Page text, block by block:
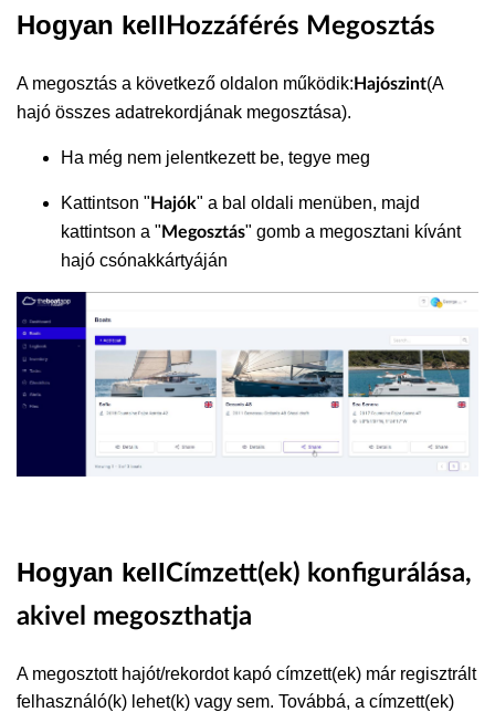
Hogyan kell Hozzáférés Megosztás
A megosztás a következő oldalon működik: Hajószint(A
hajó összes adatrekordjának megosztása).
Ha még nem jelentkezett be, tegye meg
Kattintson " Hajók" a bal oldali menüben, majd
kattintson a " Megosztás" gomb a megosztani kívánt
hajó csónakkártyáján
Hogyan kellCímzett(ek) konfigurálása,
akivel megoszthatja
A megosztott hajót/rekordot kapó címzett(ek) már regisztrált
felhasználó(k) lehet(k) vagy sem. Továbbá, a címzett(ek)